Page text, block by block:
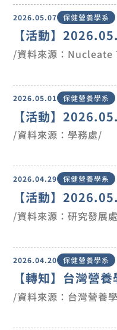
2026.05.07 保健營養學系
【活動】
企業參訪活動
/資料來源：
2026.05.01 保健營養學系
【活動】
大學畢業典禮
/資料來源：學務處/
2026.04.29 保健營養學系
【活動】
聯合學術研究發表
/資料來源：研究發展
2026.04.20 保健營養學系
【轉知】台灣營
研討會議程
/資料來源：台灣營養